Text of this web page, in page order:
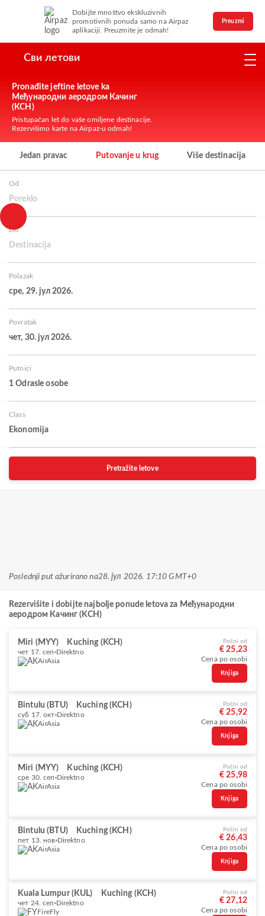
Dobijte mnoštvo ekskluzivnih
promotivnih ponuda samo na Airpaz
aplikaciji. Preuzmite je odmah!
Preuzmi
Сви летови
Pronađite jeftine letove ka
Међународни аеродром Качинг
(KCH)
Pristupačan let do vaše omiljene destinacije.
Rezervišimo karte na Airpaz-u odmah!
Jedan pravac Putovanje u krug Više destinacija
Od
Poreklo
Do
Destinacija
Polazak
сре, 29. јул 2026.
Povratak
чет, 30. јул 2026.
Putnici
1 Odrasle osobe
Class
Ekonomija
Pretražite letove
Poslednji put ažurirano na28. јул 2026. 17:10 GMT+0
Rezervišite i dobijte najbolje ponude letova za Међународни
аеродром Качинг (KCH)
Miri (MYY) Kuching (KCH)
чет 17. сеп Direktno
AirAsia
Počni od
€ 25,23
Cena po osobi
Knjiga
Bintulu (BTU) Kuching (KCH)
суб 17. окт Direktno
AirAsia
Počni od
€ 25,92
Cena po osobi
Knjiga
Miri (MYY) Kuching (KCH)
сре 30. сеп Direktno
AirAsia
Počni od
€ 25,98
Cena po osobi
Knjiga
Bintulu (BTU) Kuching (KCH)
пет 13. нов Direktno
AirAsia
Počni od
€ 26,43
Cena po osobi
Knjiga
Kuala Lumpur (KUL) Kuching (KCH)
чет 24. сеп Direktno
FireFly
Počni od
€ 27,12
Cena po osobi